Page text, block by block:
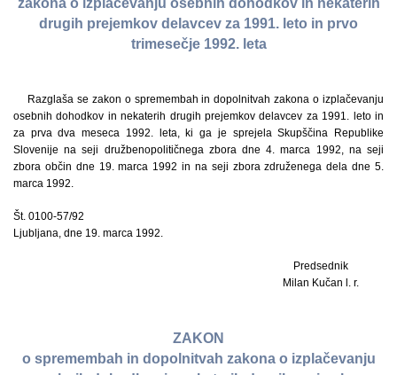
zakona o izplačevanju osebnih dohodkov in nekaterih
drugih prejemkov delavcev za 1991. leto in prvo
trimesečje 1992. leta
Razglaša se zakon o spremembah in dopolnitvah zakona o izplačevanju
osebnih dohodkov in nekaterih drugih prejemkov delavcev za 1991. leto in
za prva dva meseca 1992. leta, ki ga je sprejela Skupščina Republike
Slovenije na seji družbenopolitičnega zbora dne 4. marca 1992, na seji
zbora občin dne 19. marca 1992 in na seji zbora združenega dela dne 5.
marca 1992.
Št. 0100-57/92
Ljubljana, dne 19. marca 1992.
Predsednik
Milan Kučan l. r.
ZAKON
o spremembah in dopolnitvah zakona o izplačevanju